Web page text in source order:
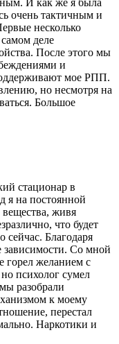
И как же я была
очень тактичным и
несколько
деле
После этого мы
и
мое РПП.
но несмотря на
Большое
стационар в
я на постоянной
живя
что будет
сейчас. Благодаря
зависимости. Со мной
горел желанием с
психолог сумел
разобрали
к моему
перестал
Наркотики и